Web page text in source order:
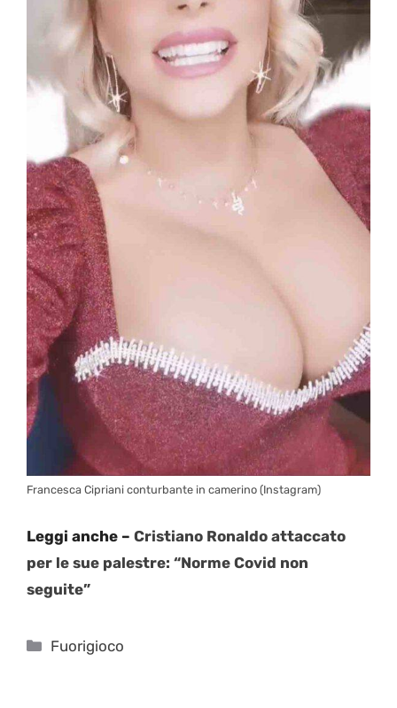
Francesca Cipriani conturbante in camerino (Instagram)
Leggi anche – Cristiano Ronaldo attaccato
per le sue palestre: “Norme Covid non
seguite”
Categorie
Fuorigioco